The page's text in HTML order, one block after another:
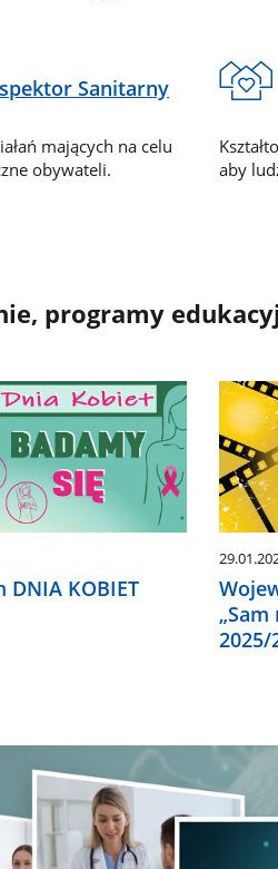
Sanitarny
mających na celu
obywateli.
aby
programy
DNIA KOBIET
2025/